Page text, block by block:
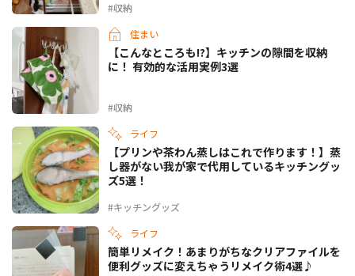
#収納
住まい
#収納
【こんなところも!?】キッチンの隙間を収納
に！ 有効的な活用実例3選
ライフ
#キッチングッズ
【プリンや茶わん蒸しはこれで作ります！】蒸
し器がない我が家で代用しているキッチングッ
ズ5選！
ライフ
簡単リメイク！あまりがちなクリアファイルを
便利グッズに変えちゃうリメイク術4選♪